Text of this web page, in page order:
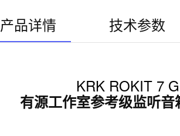
产品详情 技术参数
KRK ROKIT 7
有源工作室参考级监听音